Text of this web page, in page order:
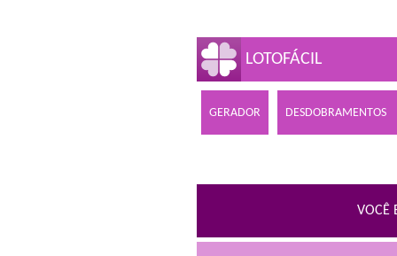
LOTOFÁCIL
GERADOR DESDOBRAMENTOS
VOCÊ